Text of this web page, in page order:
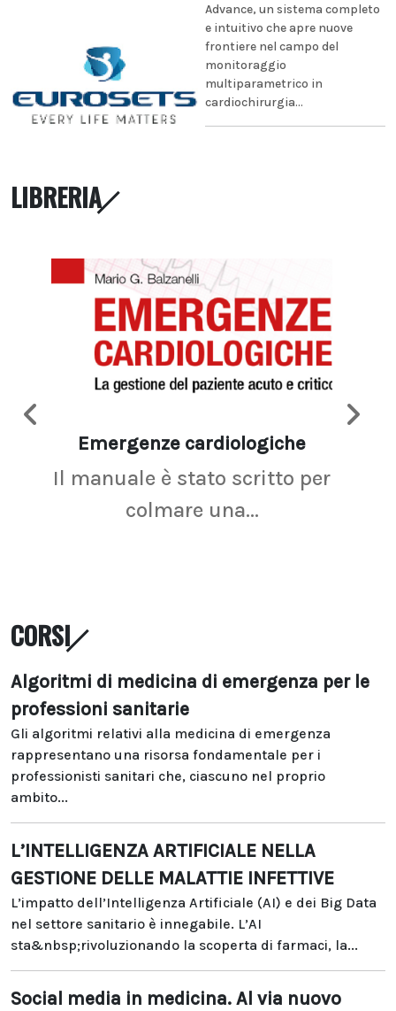
Advance, un sistema completo
e intuitivo che apre nuove
frontiere nel campo del
monitoraggio
multiparametrico in
cardiochirurgia...
LIBRERIA
Emergenze cardiologiche
Il manuale è stato scritto per
colmare una...
CORSI
Algoritmi di medicina di emergenza per le
professioni sanitarie
Gli algoritmi relativi alla medicina di emergenza
rappresentano una risorsa fondamentale per i
professionisti sanitari che, ciascuno nel proprio
ambito...
L’INTELLIGENZA ARTIFICIALE NELLA
GESTIONE DELLE MALATTIE INFETTIVE
L’impatto dell’Intelligenza Artificiale (AI) e dei Big Data
nel settore sanitario è innegabile. L’AI
sta&nbsp;rivoluzionando la scoperta di farmaci, la...
Social media in medicina. Al via nuovo